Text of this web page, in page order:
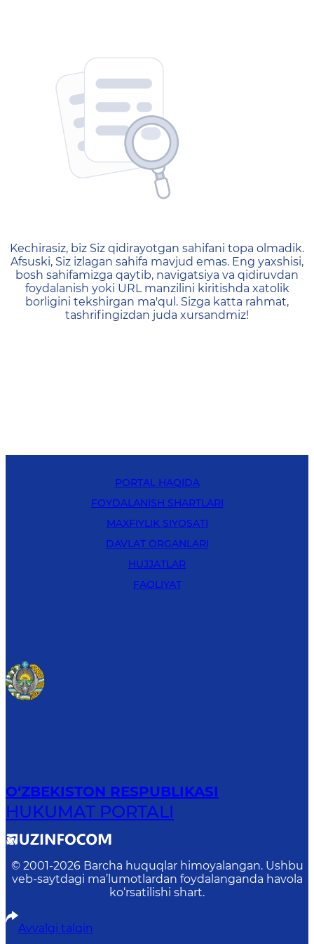
404 — Страница не
Kechirasiz, biz Siz qidirayotgan sahifani topa olmadik.
Afsuski, Siz izlagan sahifa mavjud emas. Eng yaxshisi,
bosh sahifamizga qaytib, navigatsiya va qidiruvdan
foydalanish yoki URL manzilini kiritishda xatolik
borligini tekshirgan ma'qul. Sizga katta rahmat,
tashrifingizdan juda xursandmiz!
PORTAL HAQIDA
FOYDALANISH SHARTLARI
MAXFIYLIK SIYOSATI
DAVLAT ORGANLARI
HUJJATLAR
FAOLIYAT
O‘ZBEKISTON RESPUBLIKASI
HUKUMAT PORTALI
© 2001-2026 Barcha huquqlar himoyalangan. Ushbu
veb-saytdagi ma’lumotlardan foydalanganda havola
ko‘rsatilishi shart.
Avvalgi talqin